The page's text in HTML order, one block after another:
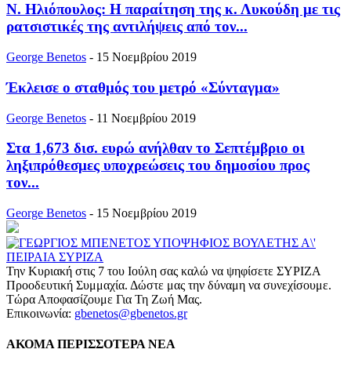
Ν. Ηλιόπουλος: Η παραίτηση της κ. Λυκούδη με τις
ρατσιστικές της αντιλήψεις από τον...
George Benetos - 15 Νοεμβρίου 2019
Έκλεισε ο σταθμός του μετρό «Σύνταγμα»
George Benetos - 11 Νοεμβρίου 2019
Στα 1,673 δισ. ευρώ ανήλθαν το Σεπτέμβριο οι
ληξιπρόθεσμες υποχρεώσεις του δημοσίου προς
τον...
George Benetos - 15 Νοεμβρίου 2019
Την Κυριακή στις 7 του Ιούλη σας καλώ να ψηφίσετε ΣΥΡΙΖΑ
Προοδευτική Συμμαχία. Δώστε μας την δύναμη να συνεχίσουμε.
Τώρα Αποφασίζουμε Για Τη Ζωή Μας.
Επικοινωνία: gbenetos@gbenetos.gr
ΑΚΟΜΑ ΠΕΡΙΣΣΟΤΕΡΑ ΝΕΑ